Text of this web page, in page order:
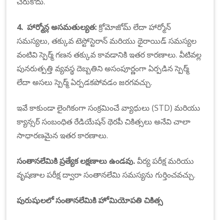
4. హార్మోన్ల అసమతుల్యత:క్రోమోజోమ్ లేదా హార్మోన్
సమస్యలు, తక్కువ టెస్టోస్టెరాన్ మరియు థైరాయిడ్ సమస్యల
వంటివి స్పెర్మ్ గణన తక్కువ కావడానికి ఇతర కారణాలు. వీటివల్ల
పునరుత్పత్తి వ్యవస్థ దెబ్బతిని అసంపూర్ణంగా ఏర్పడిన స్పెర్మ్
లేదా అసలు స్పెర్మ్ ఏర్పడకపోవడం జరగవచ్చు.
ఇవే కాకుండా లైంగికంగా సంక్రమించే వ్యాధులు (STD) మరియు
క్యాన్సర్ సంబంధిత రేడియేషన్ థెరపీ చికిత్సలు అనేవి చాలా
సాధారణమైన ఇతర కారణాలు.
సంతానలేమికి ప్రత్యేక లక్షణాలు ఉండవు.వీర్య పరీక్ష మరియు
వృషణాల పరీక్ష ద్వారా సంతానలేమి సమస్యను గుర్తించవచ్చు.
పురుషులలో సంతానలేమికిహోమియోపతి చికిత్స